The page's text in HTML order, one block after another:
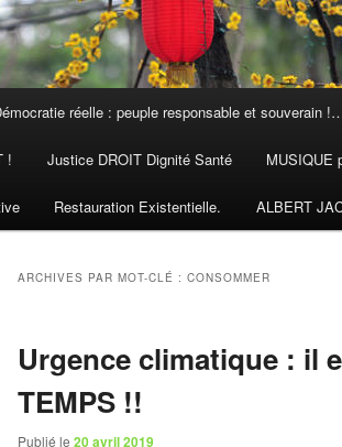
réelle : peuple responsable et souverain
! Justice DROIT Dignité Santé MUSIQUE
Restauration Existentielle. ALBERT
ARCHIVES PAR MOT-CLÉ : CONSOMMER
Urgence climatique : il
TEMPS !!
Publié le 20 avril 2019